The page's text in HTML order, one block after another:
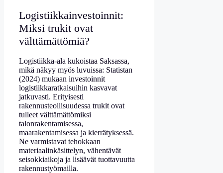
Logistiikkainvestoinnit:
Miksi trukit ovat
välttämättömiä?
Logistiikka-ala kukoistaa Saksassa,
mikä näkyy myös luvuissa: Statistan
(2024) mukaan investoinnit
logistiikkaratkaisuihin kasvavat
jatkuvasti. Erityisesti
rakennusteollisuudessa trukit ovat
tulleet välttämättömiksi
talonrakentamisessa,
maarakentamisessa ja kierrätyksessä.
Ne varmistavat tehokkaan
materiaalinkäsittelyn, vähentävät
seisokkiaikoja ja lisäävät tuottavuutta
rakennustyömailla.